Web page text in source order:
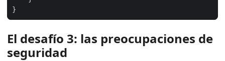
El desafío 3: las preocupaciones de
seguridad